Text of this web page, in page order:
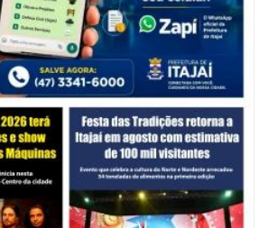
novo concurso para Guarda Municipal